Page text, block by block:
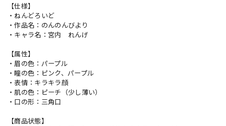
【仕様】
・ねんどろいど
・作品名：のんのんびより
・キャラ名：宮内 れんげ
【属性】
・眉の色：パープル
・瞳の色：ピンク、パープル
・表情：キラキラ顔
・肌の色：ピーチ（少し薄い）
・口の形：三角口
【商品状態】